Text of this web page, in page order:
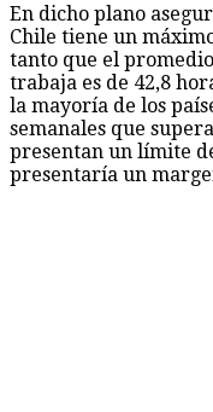
En dicho plano
Chile tiene un
tanto que el
trabaja es de 42,8
la mayoría de los
semanales que
presentan un límite
presentaría un